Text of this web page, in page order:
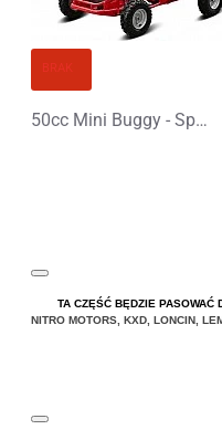
50cc Mini Buggy - Spalinowy Buggy dla dziecka
TA CZĘŚĆ BĘDZIE PASOWAĆ
NITRO MOTORS KXD LONCIN